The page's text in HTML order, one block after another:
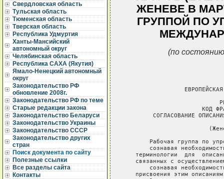
Свердловская область
Тульская область
Тюменская область
Тверская область
Республика Удмуртия
Ханты-Мансийский
автономный округ
Челябинская область
Республика САХА (Якутия)
Ямало-Ненецкий автономный
округ
Законодательство РФ
обновление 2008г.
Законодательство РФ по теме
Старые редакции закона
Законодательство Беларуси
Законодательство Украины
Законодательство СССР
Законодательство других
стран
Поиск документа по сайту
Полезные ссылки
Все разделы сайта
Контакты
ЖЕНЕВЕ В
ГРУППОЙ ПО
(по